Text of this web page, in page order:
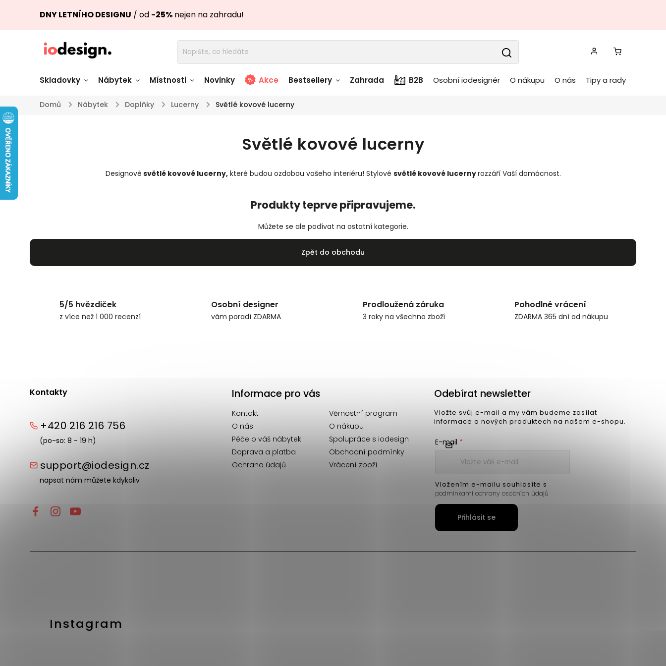
DNY LETNÍHO DESIGNU / od -25% nejen na zahradu!
Skladovky
Židle skladem Stoly skladem
Zahradní nábytek
skladem
Světla skladem
Doplňky a
Nábytek Místnosti Novinky Akce Bestsellery Zahrada B2B Osobní iodesignér O nákupu O nás Tipy a rady
Domů / Nábytek / Doplňky / Lucerny / Světlé kovové lucerny
Světlé kovové lucerny
Designové světlé kovové lucerny,které budou ozdobou vašeho interiéru! Stylové světlé kovové lucernyrozzáří Vaší domácnost.
Produkty teprve připravujeme.
Můžete se ale podívat na ostatní kategorie.
Zpět do obchodu
5/5 hvězdiček
z více než 1 000 recenzí
Osobní designer
vám poradí ZDARMA
Prodloužená záruka
3 roky na všechno zboží
Pohodlné vrácení
ZDARMA 365 dní od nákupu
Kontakty
+420 216 216 756
(po-so: 8 - 19 h)
support@iodesign.cz
napsat nám můžete kdykoliv
Informace pro vás
Kontakt
Věrnostní program
O nás
O nákupu
Péče o váš nábytek
Spolupráce s iodesign
Doprava a platba
Obchodní podmínky
Ochrana údajů
Vrácení zboží
Instagram
Odebírat newsletter
Vložte svůj e-mail a my vám budeme zasílat
informace o nových produktech na našem e-shopu.
E-mail
Vložením e-mailu souhlasíte s
podmínkami ochrany osobních údajů
Přihlásit se